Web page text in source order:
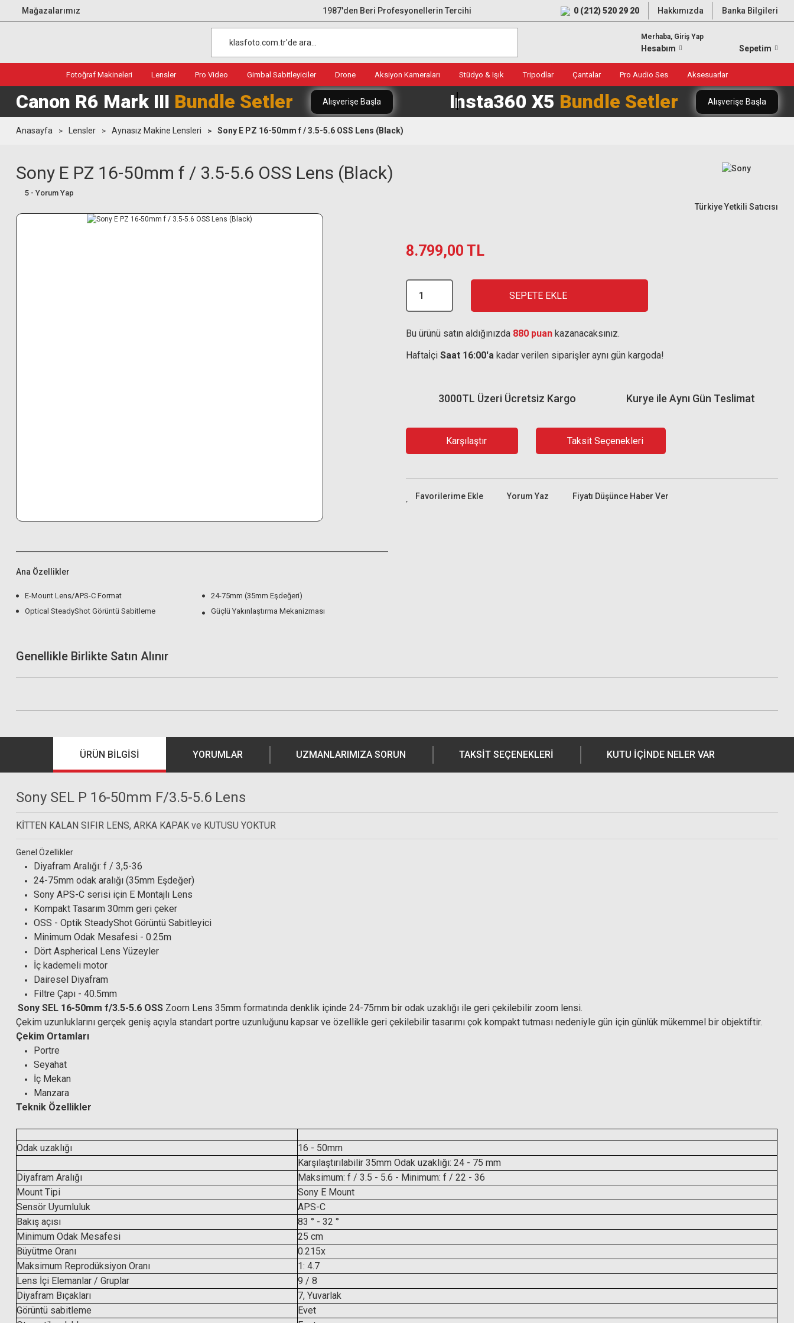
Mağazalarımız 1987'den Beri Profesyonellerin Tercihi 0 (212) 520 29 20 Hakkımızda Banka Bilgileri
Merhaba, Giriş Yap
Hesabım Sepetim
Fotoğraf Makineleri Lensler Pro Video Gimbal Sabitleyiciler Drone Aksiyon Kameraları Stüdyo & Işık Tripodlar Çantalar Pro Audio Ses Aksesuarlar
Canon R6 Mark III Bundle Setler Alışverişe Başla Insta360 X5 Bundle Setler Alışverişe Başla
Anasayfa Lensler Aynasız Makine Lensleri Sony E PZ 16-50mm f / 3.5-5.6 OSS Lens (Black)
Sony E PZ 16-50mm f / 3.5-5.6 OSS Lens (Black)
5 - Yorum Yap
Türkiye Yetkili Satıcısı
Ana Özellikler
E-Mount Lens/APS-C Format
24-75mm (35mm Eşdeğeri)
Optical SteadyShot Görüntü Sabitleme
Güçlü Yakınlaştırma Mekanizması
8.799,00 TL
SEPETE EKLE
Bu ürünü satın aldığınızda 880 puan kazanacaksınız.
Haftaİçi Saat 16:00'a kadar verilen siparişler aynı gün kargoda!
Kurye ile Aynı Gün Teslimat
3000TL Üzeri Ücretsiz Kargo
Karşılaştır Taksit Seçenekleri
Yorum Yaz Fiyatı Düşünce Haber Ver
Genellikle Birlikte Satın Alınır
Hoya 40.5mm Multi Coated HD UV Filtre
2.482,37 TL
Hoya 40.5mm HD Multi Coating Circular Polarize Filtre
55.999,00 TL
ÜRÜN BILGISI YORUMLAR UZMANLARIMIZA SORUN TAKSIT SEÇENEKLERI KUTU İÇİNDE NELER VAR
Sony SEL P 16-50mm F/3.5-5.6 Lens
KİTTEN KALAN SIFIR LENS, ARKA KAPAK ve KUTUSU YOKTUR
Genel Özellikler
Diyafram Aralığı: f / 3,5-36
24-75mm odak aralığı (35mm Eşdeğer)
Sony APS-C serisi için E Montajlı Lens
Kompakt Tasarım 30mm geri çeker
OSS - Optik SteadyShot Görüntü Sabitleyici
Minimum Odak Mesafesi - 0.25m
Dört Aspherical Lens Yüzeyler
İç kademeli motor
Dairesel Diyafram
Filtre Çapı - 40.5mm
Sony SEL 16-50mm f/3.5-5.6 OSS Zoom Lens 35mm formatında denklik içinde 24-75mm bir odak uzaklığı ile geri çekilebilir zoom lensi.
Çekim uzunluklarını gerçek geniş açıyla standart portre uzunluğunu kapsar ve özellikle geri çekilebilir tasarımı çok kompakt tutması nedeniyle gün için günlük mükemmel bir objektiftir.
Çekim Ortamları
Portre
Seyahat
İç Mekan
Manzara
Teknik Özellikler
Odak uzaklığı
16 - 50mm
Karşılaştırılabilir 35mm Odak uzaklığı: 24 - 75 mm
Diyafram Aralığı
Maksimum: f / 3.5 - 5.6 - Minimum: f / 22 - 36
Mount Tipi
Sony E Mount
Sensör Uyumluluk
APS-C
Bakış açısı
83 ° - 32 °
Minimum Odak Mesafesi
25 cm
Büyütme Oranı
0.215x
Maksimum Reprodüksiyon Oranı
1: 4.7
Lens İçi Elemanlar / Gruplar
9 / 8
Diyafram Bıçakları
7, Yuvarlak
Görüntü sabitleme
Evet